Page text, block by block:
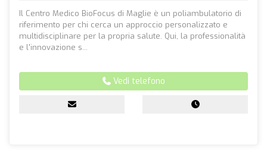
Il Centro Medico BioFocus di Maglie è un poliambulatorio di
riferimento per chi cerca un approccio personalizzato e
multidisciplinare per la propria salute. Qui, la professionalità
e l'innovazione s...
Vedi telefono